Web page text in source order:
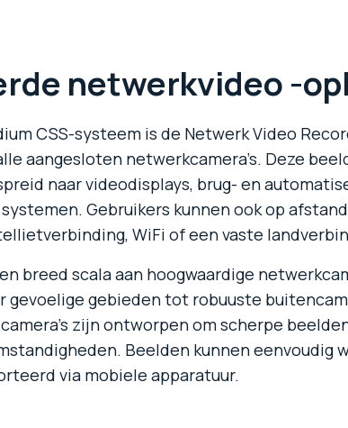
netwerkvideo -
CSS-systeem is de Netwerk Video
aangesloten netwerkcamera’s. Deze
naar videodisplays, brug- en
Gebruikers kunnen ook op
WiFi of een vaste
breed scala aan hoogwaardige
gevoelige gebieden tot robuuste
zijn ontworpen om scherpe
Beelden kunnen eenvoudig
via mobiele apparatuur.